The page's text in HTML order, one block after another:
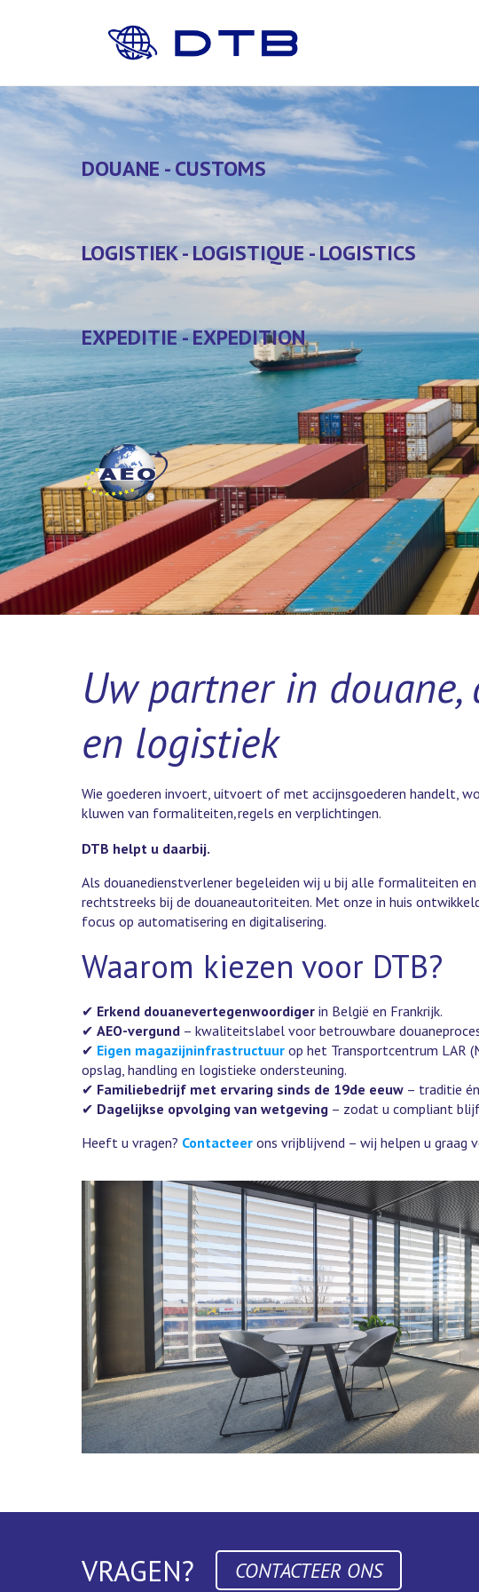
DOUANE - CUSTOMS
LOGISTIEK - LOGISTIQUE - LOGISTICS
EXPEDITIE - EXPEDITION
DOUANE - CUSTOMS
LOGISTIEK - LOGISTIQUE - LOGISTICS
EXPEDITIE - EXPEDITION
Uw partner in douane,
en logistiek
Wie goederen invoert, uitvoert of met accijnsgoederen handelt,
kluwen van formaliteiten,regels en verplichtingen.
DTB helpt u daarbij.
Als douanedienstverlener begeleiden wij u bij alle formaliteiten
rechtstreeks bij de douaneautoriteiten. Met onze in huis
focus op automatisering en digitalisering.
Waarom kiezen voor DTB?
✔ Erkend douanevertegenwoordiger in België en Frankrijk.
✔ AEO-vergund – kwaliteitslabel voor betrouwbare
✔ Eigen magazijninfrastructuur op het Transportcentrum LAR
opslag, handling en logistieke ondersteuning.
✔ Familiebedrijf met ervaring sinds de 19de eeuw – traditie
✔ Dagelijkse opvolging van wetgeving – zodat u compliant
Heeft u vragen? Contacteer ons vrijblijvend – wij helpen u graag
VRAGEN? CONTACTEER ONS